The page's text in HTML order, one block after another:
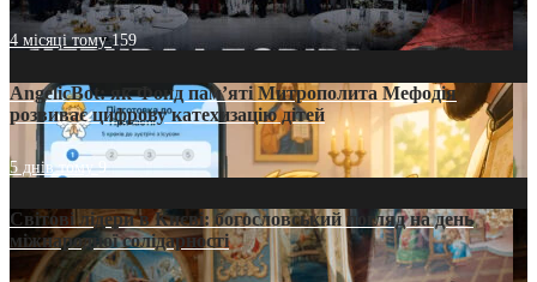
4 місяці тому159
AngelicBot: як Фонд пам’яті Митрополита Мефодія
розвиває цифрову катехизацію дітей
5 днів тому9
Світові лідери в Києві: богословський погляд на день
міжнародної солідарності